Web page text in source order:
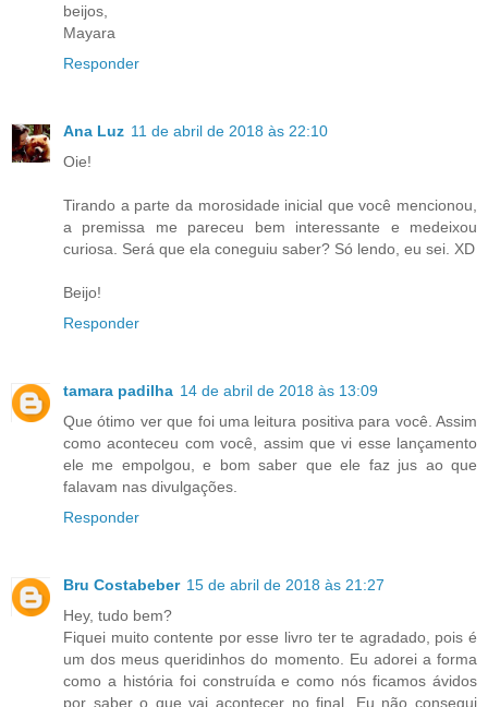
beijos,
Mayara
Responder
Ana Luz 11 de abril de 2018 às 22:10
Oie!
Tirando a parte da morosidade inicial que você mencionou,
a premissa me pareceu bem interessante e medeixou
curiosa. Será que ela coneguiu saber? Só lendo, eu sei. XD
Beijo!
Responder
tamara padilha 14 de abril de 2018 às 13:09
Que ótimo ver que foi uma leitura positiva para você. Assim
como aconteceu com você, assim que vi esse lançamento
ele me empolgou, e bom saber que ele faz jus ao que
falavam nas divulgações.
Responder
Bru Costabeber 15 de abril de 2018 às 21:27
Hey, tudo bem?
Fiquei muito contente por esse livro ter te agradado, pois é
um dos meus queridinhos do momento. Eu adorei a forma
como a história foi construída e como nós ficamos ávidos
por saber o que vai acontecer no final. Eu não consegui